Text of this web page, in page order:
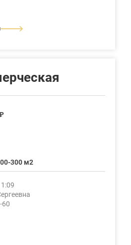
300 м2
60